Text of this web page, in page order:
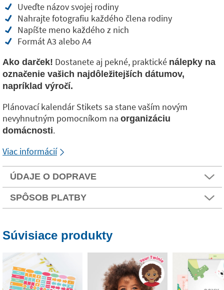
Uveďte názov svojej rodiny
Nahrajte fotografiu každého člena rodiny
Napíšte meno každého z nich
Formát A3 alebo A4
Ako darček! Dostanete aj pekné, praktické nálepky na
označenie vašich najdôležitejších dátumov,
napríklad výročí.
Plánovací kalendár Stikets sa stane vaším novým
nevyhnutným pomocníkom na organizáciu
domácnosti.
Viac informácií
ÚDAJE O DOPRAVE
SPÔSOB PLATBY
Súvisiace produkty